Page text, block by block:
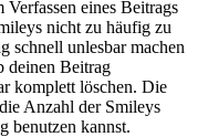
eines Beitrags
nicht zu häufig zu
schnell unlesbar machen
deinen Beitrag
komplett löschen. Die
Anzahl der Smileys
benutzen kannst.